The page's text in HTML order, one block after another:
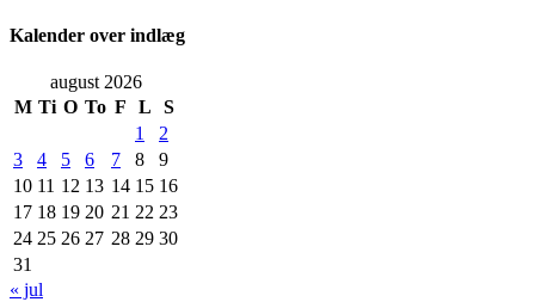
Kalender over indlæg
august 2026
M Ti O To F L
S
1
2
3
4 5 6 7 8
9
10 11 12 13 14 15 16
17 18 19 20 21 22 23
24 25 26 27 28 29 30
31
« jul